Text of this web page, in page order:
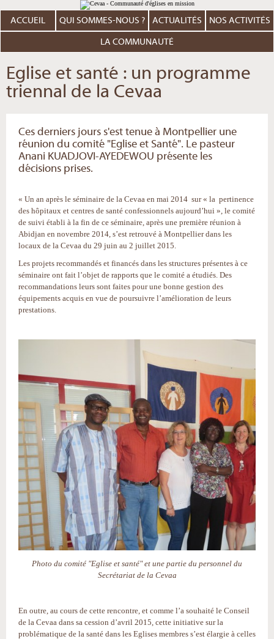
au
contenu.
Aller
personnels
ACCUEIL QUI SOMMES-NOUS ? ACTUALITÉS NOS ACTIVITÉS
LA COMMUNAUTÉ
Eglise et santé : un programme
triennal de la Cevaa
Ces derniers jours s'est tenue à Montpellier une
réunion du comité "Eglise et Santé". Le pasteur
Anani KUADJOVI-AYEDEWOU présente les
décisions prises.
« Un an après le séminaire de la Cevaa en mai 2014 sur « la pertinence
des hôpitaux et centres de santé confessionnels aujourd’hui », le comité
de suivi établi à la fin de ce séminaire, après une première réunion à
Abidjan en novembre 2014, s’est retrouvé à Montpellier dans les
locaux de la Cevaa du 29 juin au 2 juillet 2015.
Les projets recommandés et financés dans les structures présentes à ce
séminaire ont fait l’objet de rapports que le comité a étudiés. Des
recommandations leurs sont faites pour une bonne gestion des
équipements acquis en vue de poursuivre l’amélioration de leurs
prestations.
Photo du comité "Eglise et santé" et une partie du personnel du
Secrétariat de la Cevaa
En outre, au cours de cette rencontre, et comme l’a souhaité le Conseil
de la Cevaa dans sa cession d’avril 2015, cette initiative sur la
problématique de la santé dans les Eglises membres s’est élargie à celles